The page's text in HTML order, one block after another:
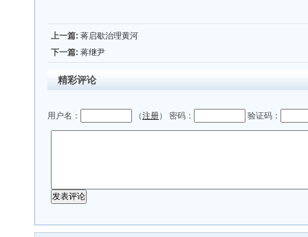
上一篇: 蒋启歇治理黄河
下一篇: 蒋继尹
精彩评论
用户名： （注册） 密码： 验证码：